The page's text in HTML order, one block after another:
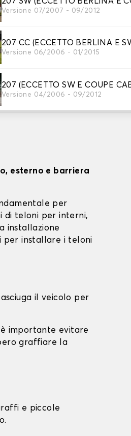
Versione 07/2007 - 09/2012
207 CC (ECCETTO BERLINA E
Versione 06/2006 - 01/2015
207 (ECCETTO SW E COUPE
Versione 04/2006 - 09/2012
stimata su 17/08/2026
3x gratuito, a partire da 60 euro
esterno e barriera
per
di teloni per interni,
installazione
per installare i teloni
il veicolo per
è importante evitare
graffiare la
e piccole